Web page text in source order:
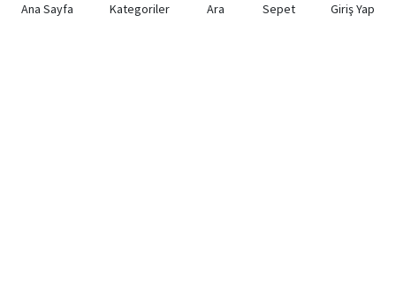
Ana Sayfa Kategoriler Ara Sepet Giriş Yap